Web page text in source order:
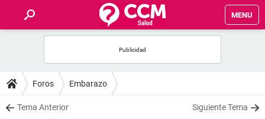
MENU
FOROS
SALUD
Foros Embarazo
Tema Anterior Siguiente Tema